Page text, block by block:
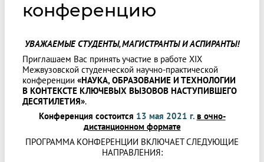
конференцию
УВАЖАЕМЫЕ СТУДЕНТЫ, МАГИСТРАНТЫ И АСПИРАНТЫ!
Приглашаем Вас принять участие в работе XIX
Межвузовской студенческой научно-практической
конференции «НАУКА, ОБРАЗОВАНИЕ И ТЕХНОЛОГИИ
В КОНТЕКСТЕ КЛЮЧЕВЫХ ВЫЗОВОВ НАСТУПИВШЕГО
ДЕСЯТИЛЕТИЯ».
Конференция состоится 13 мая 2021 г. в очно-
дистанционном формате
ПРОГРАММА КОНФЕРЕНЦИИ ВКЛЮЧАЕТ СЛЕДУЮЩИЕ
НАПРАВЛЕНИЯ: